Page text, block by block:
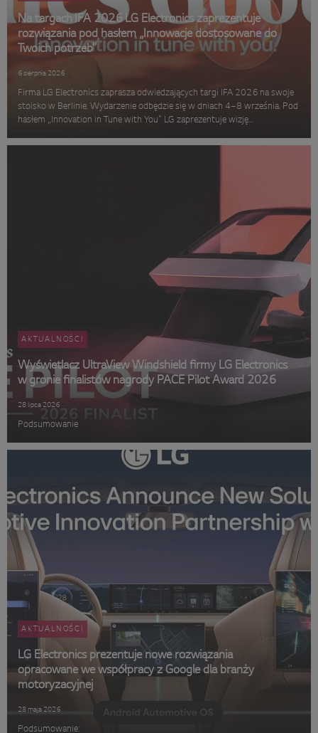
Na targach IFA 2026 LG Electronics zaprezentuje
rozwiązania pod hasłem „Innowacje dostosowane do
Twoich potrzeb”
6 sierpnia 2026
Firma LG Electronics zaprasza odwiedzających targi IFA 2026 na swoje
stoisko w Berlinie. Wydarzenie odbędzie się w dniach 4–8 września. Pod
hasłem „Innovation in Tune with You” LG zaprezentuje wizję
rozwi...
AKTUALNOŚCI
Wyświetlacz UltraView Windshield firmy LG Electronics
w gronie finalistów nagrody PACE Pilot Award 2026
28 lipca 2026
Podsumowanie
AKTUALNOŚCI
LG Electronics prezentuje nowe rozwiązania
opracowane we współpracy z Google dla branży
motoryzacyjnej
28 maja 2026
Podsumowanie: